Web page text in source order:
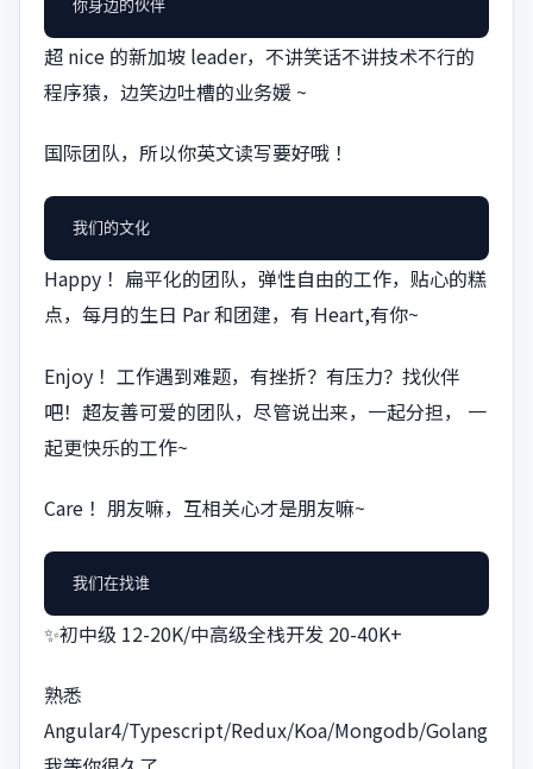
超 nice 的新加坡 leader，不讲笑话不讲技术不行的
程序猿，边笑边吐槽的业务媛 ~
国际团队，所以你英文读写要好哦 ！
Happy ！扁平化的团队，弹性自由的工作，贴心的糕
点，每月的生日 Par 和团建，有 Heart,有你~
Enjoy ！工作遇到难题，有挫折？有压力？找伙伴
吧！超友善可爱的团队，尽管说出来，一起分担， 一
起更快乐的工作~
Care ！朋友嘛，互相关心才是朋友嘛~
✨初中级 12-20K/中高级全栈开发 20-40K+
熟悉
Angular4/Typescript/Redux/Koa/Mongodb/Golang